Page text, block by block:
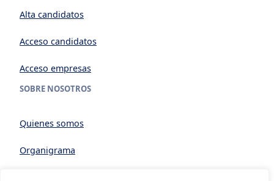
Alta candidatos
Acceso candidatos
Acceso empresas
SOBRE NOSOTROS
Quienes somos
Organigrama